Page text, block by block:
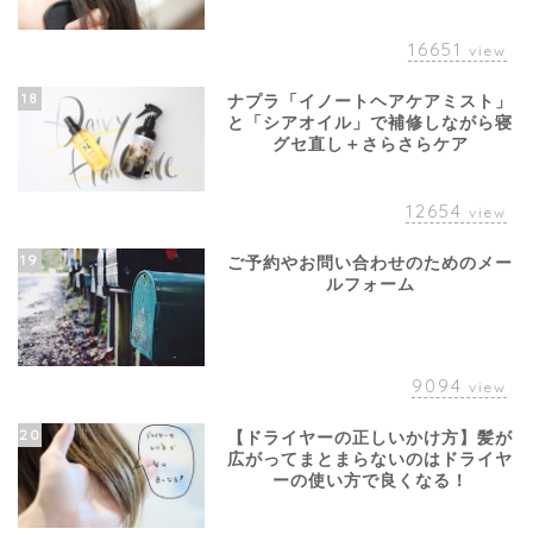
16651 view
18
ナプラ「イノートヘアケアミスト」
と「シアオイル」で補修しながら寝
グセ直し＋さらさらケア
12654 view
19
ご予約やお問い合わせのためのメー
ルフォーム
9094 view
20
【ドライヤーの正しいかけ方】髪が
広がってまとまらないのはドライヤ
ーの使い方で良くなる！